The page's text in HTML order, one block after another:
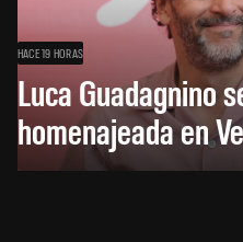
HACE 19 HORAS
Luca Guadagnino
homenajeada en